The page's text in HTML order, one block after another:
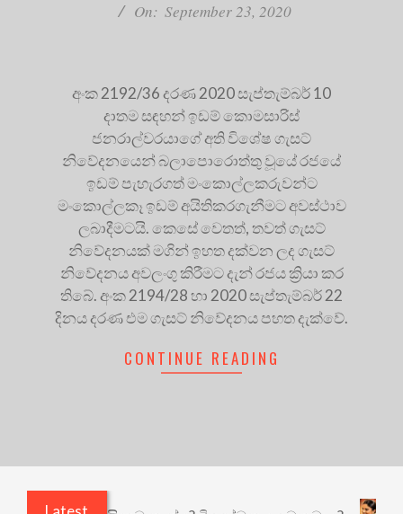
On: September 23, 2020
අංක 2192/36 දරණ 2020 සැප්තැම්බර් 10
දාතම සඳහන් ඉඩම් කොමසාරිස්
ජනරාල්වරයාගේ අති විශේෂ ගැසට්
නිවේදනයෙන් බලාපොරොත්තු වූයේ රජයේ
ඉඩම් පැහැරගත් මංකොල්ලකරුවන්ට
මංකොල්ලකෑ ඉඩම් අයිතිකරගැනීමට අවස්ථාව
ලබාදීමටයි. කෙසේ වෙතත්, තවත් ගැසට්
නිවේදනයක් මගින් ඉහත දක්වන ලද ගැසට්
නිවේදනය අවලංගු කිරීමට දැන් රජය ක්‍රියා කර
තිබේ. අංක 2194/28 හා 2020 සැප්තැම්බර් 22
දිනය දරණ එම ගැසට් නිවේදනය පහත දැක්වේ.
CONTINUE READING